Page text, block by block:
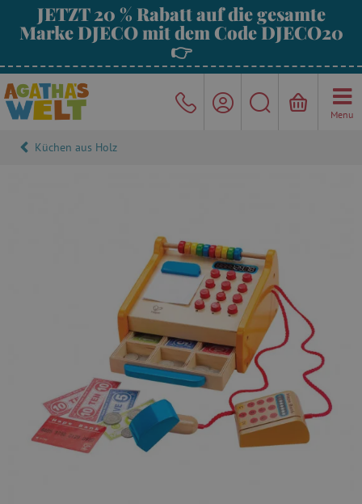
JETZT 20 % Rabatt auf die gesamte
Marke DJECO mit dem Code DJECO20
👉
Menu
Küchen aus Holz